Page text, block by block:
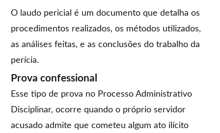
O laudo pericial é um documento que detalha os
procedimentos realizados, os métodos utilizados,
as análises feitas, e as conclusões do trabalho da
perícia.
Prova confessional
Esse tipo de prova no Processo Administrativo
Disciplinar, ocorre quando o próprio servidor
acusado admite que cometeu algum ato ilícito